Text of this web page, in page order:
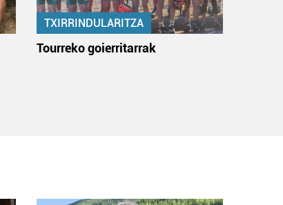
TXIRRINDULARITZA
Tourreko goierritarrak